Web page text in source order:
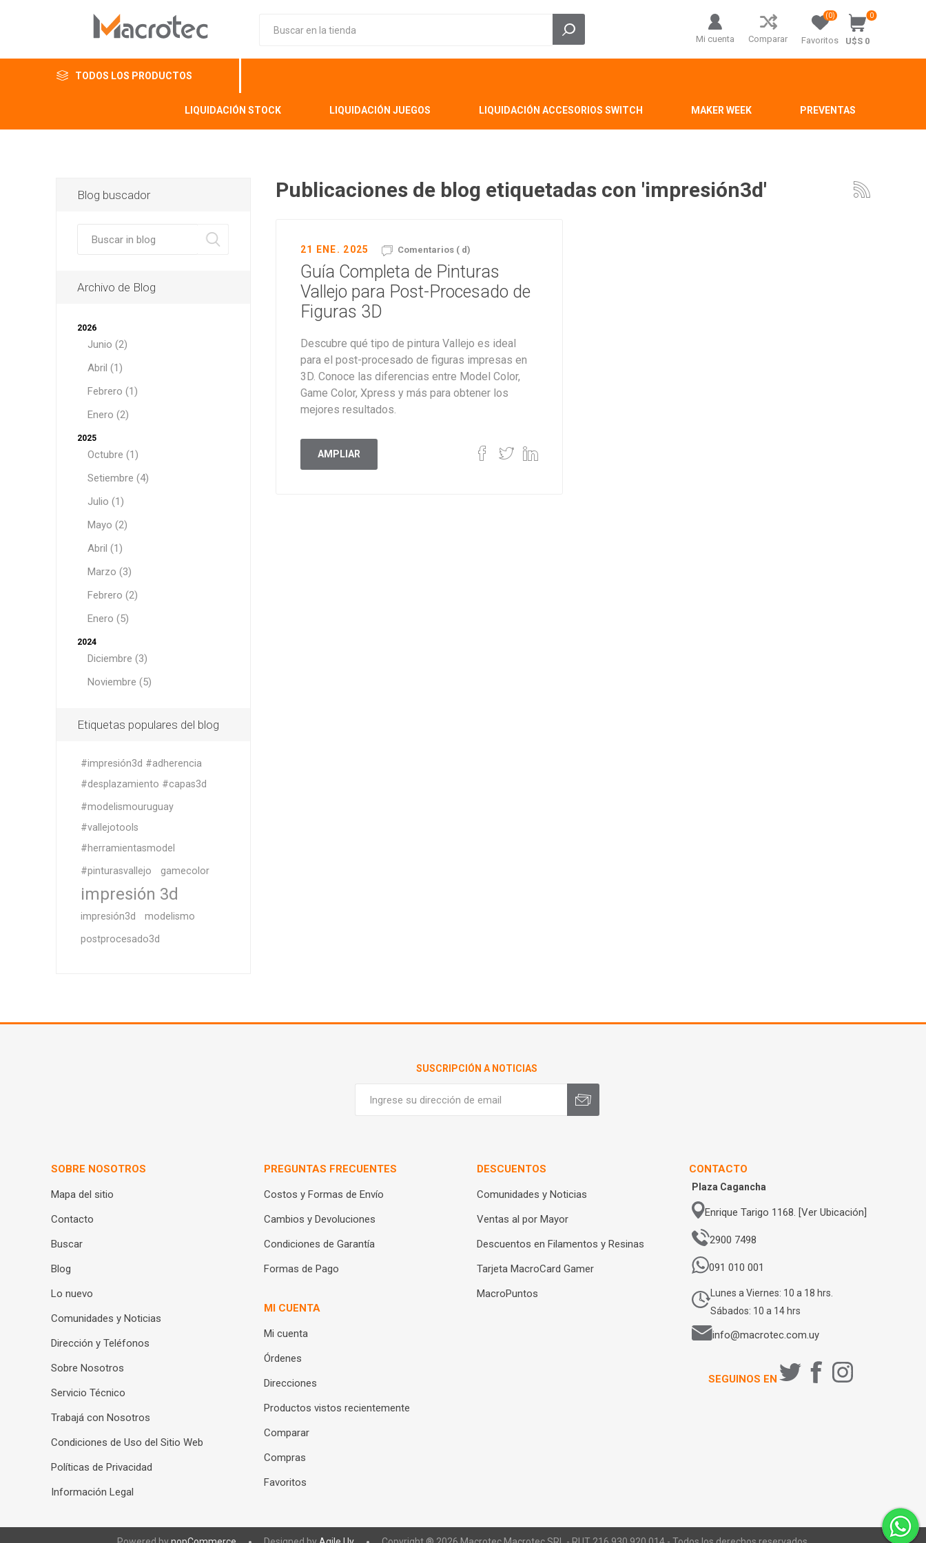
Mi cuenta Comparar Favoritos
(0) 0
U$S 0
TODOS LOS PRODUCTOS
LIQUIDACIÓN STOCK LIQUIDACIÓN JUEGOS LIQUIDACIÓN ACCESORIOS SWITCH MAKER WEEK PREVENTAS
Publicaciones de blog etiquetadas con 'impresión3d'
21 ENE. 2025 Comentarios ( d)
Guía Completa de Pinturas
Vallejo para Post-Procesado de
Figuras 3D
Descubre qué tipo de pintura Vallejo es ideal
para el post-procesado de figuras impresas en
3D. Conoce las diferencias entre Model Color,
Game Color, Xpress y más para obtener los
mejores resultados.
AMPLIAR
Blog buscador
Archivo de Blog
2026
Junio (2)
Abril (1)
Febrero (1)
Enero (2)
2025
Octubre (1)
Setiembre (4)
Julio (1)
Mayo (2)
Abril (1)
Marzo (3)
Febrero (2)
Enero (5)
2024
Diciembre (3)
Noviembre (5)
Etiquetas populares del blog
#impresión3d #adherencia
#desplazamiento #capas3d
#modelismouruguay
#vallejotools
#herramientasmodel
#pinturasvallejo
gamecolor
impresión 3d
impresión3d
modelismo
postprocesado3d
SUSCRIPCIÓN A NOTICIAS
SOBRE NOSOTROS
Mapa del sitio
Contacto
Buscar
Blog
Lo nuevo
Comunidades y Noticias
Dirección y Teléfonos
Sobre Nosotros
Servicio Técnico
Trabajá con Nosotros
Condiciones de Uso del Sitio Web
Políticas de Privacidad
Información Legal
PREGUNTAS FRECUENTES
Costos y Formas de Envío
Cambios y Devoluciones
Condiciones de Garantía
Formas de Pago
MI CUENTA
Mi cuenta
Órdenes
Direcciones
Productos vistos recientemente
Comparar
Compras
Favoritos
DESCUENTOS
Comunidades y Noticias
Ventas al por Mayor
Descuentos en Filamentos y Resinas
Tarjeta MacroCard Gamer
MacroPuntos
CONTACTO
Plaza Cagancha
Enrique Tarigo 1168. [Ver Ubicación]
2900 7498
091 010 001
Lunes a Viernes: 10 a 18 hrs.
Sábados: 10 a 14 hrs
info@macrotec.com.uy
SEGUINOS EN